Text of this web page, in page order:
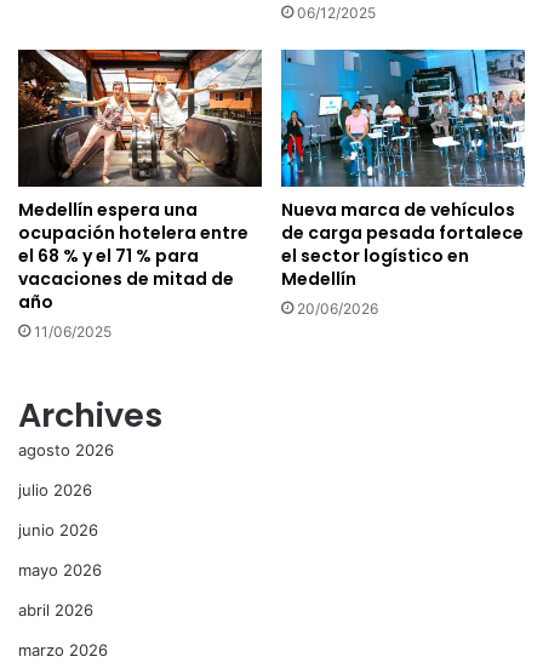
06/12/2025
Medellín espera una
ocupación hotelera entre
el 68 % y el 71 % para
vacaciones de mitad de
año
11/06/2025
Nueva marca de vehículos
de carga pesada fortalece
el sector logístico en
Medellín
20/06/2026
Archives
agosto 2026
julio 2026
junio 2026
mayo 2026
abril 2026
marzo 2026